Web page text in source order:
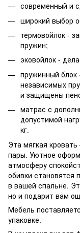
современный и
широкий выбор
термовойлок -
пружин;
эковойлок -
пружинный блок
независимых
и защищены
матрас с
допустимой
кг.
Эта мягкая
пары. Уютное
атмосферу
обивки становятся
в вашей спальне.
но и подарит вам
Мебель
упаковке.